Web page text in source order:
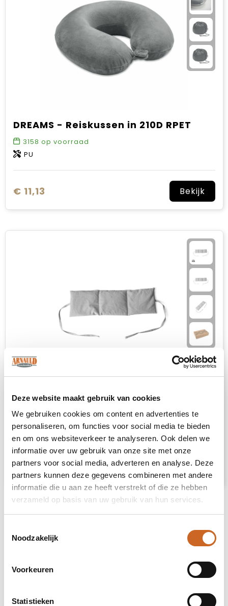
Deze website maakt gebruik van cookies
We gebruiken cookies om content en advertenties te
personaliseren, om functies voor social media te bieden
en om ons websiteverkeer te analyseren. Ook delen we
informatie over uw gebruik van onze site met onze
partners voor social media, adverteren en analyse. Deze
partners kunnen deze gegevens combineren met andere
informatie die u aan ze heeft verstrekt of die ze hebben
verzameld op basis van uw gebruik van hun services.
Noodzakelijk
Voorkeuren
Statistieken
Sinterklaas
Verjaardagen
Voetbal, EK en WK
Zomerpakketten
DREAMS - Reiskussen in 210D RPET
3158 op voorraad
PU
€ 11,13 Bekijk
3389 op voorraad
Polyester, Keramiek
€ 11,64 Bekijk